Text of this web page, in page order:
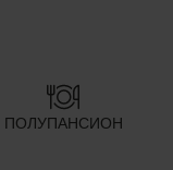
ПОЛУПАНСИОН